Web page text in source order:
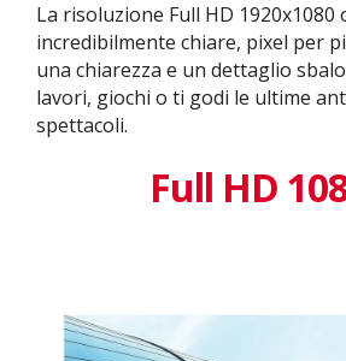
La risoluzione Full HD
incredibilmente chiare, pixel per
una chiarezza e un dettaglio
lavori, giochi o ti godi le ultime
spettacoli.
Full HD